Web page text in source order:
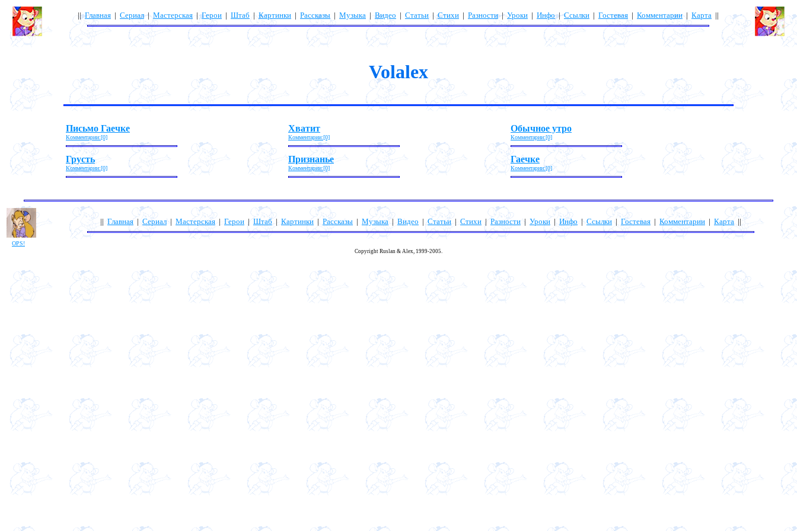
||Главная | Сериал|Мастерская |Герои | Штаб |Картинки | Рассказы | Музыка |Видео | Статьи|Стихи | Разности|Уроки | Инфо|Ссылки | Гостевая | Комментарии| Карта ||
Volalex
Письмо Гаечке
Комментарии:[0]
Хватит
Комментарии:[0]
Обычное утро
Комментарии:[0]
Грусть
Комментарии:[0]
Признанье
Комментарии:[0]
Гаечке
Комментарии:[0]
OPS!
||Главная|Сериал| Мастерская | Герои |Штаб| Картинки | Рассказы | Музыка| Видео |Статьи | Стихи |Разности| Уроки | Инфо |Ссылки | Гостевая | Комментарии | Карта||
Copyright Ruslan & Alex, 1999-2005.